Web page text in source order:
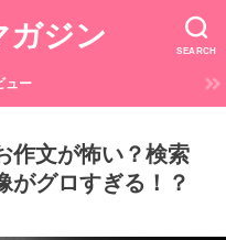
SEARCH
ガジン
ュー
作文が怖い？検索
がグロすぎる！？